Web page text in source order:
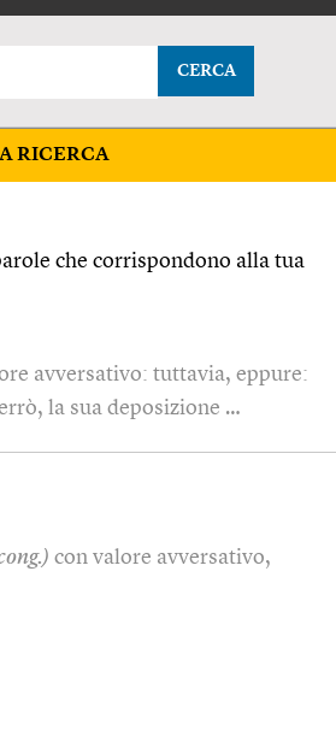
CERCA
RICERCA
che corrispondono alla tua
avversativo: tuttavia, eppure:
la sua deposizione …
con valore avversativo,